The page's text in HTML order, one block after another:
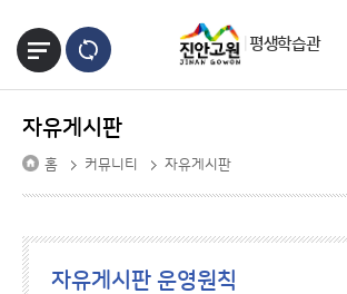
평생학습관
자유게시판
홈 커뮤니티 자유게시판
자유게시판 운영원칙